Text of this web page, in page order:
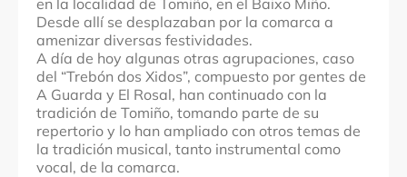
en la localidad de Tomiño, en el Baixo Miño.
Desde allí se desplazaban por la comarca a
amenizar diversas festividades.
A día de hoy algunas otras agrupaciones, caso
del “Trebón dos Xidos”, compuesto por gentes de
A Guarda y El Rosal, han continuado con la
tradición de Tomiño, tomando parte de su
repertorio y lo han ampliado con otros temas de
la tradición musical, tanto instrumental como
vocal, de la comarca.